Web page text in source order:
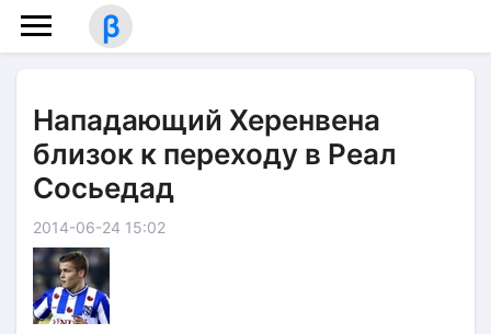
β
Нападающий Херенвена
близок к переходу в Реал
Сосьедад
2014-06-24 15:02